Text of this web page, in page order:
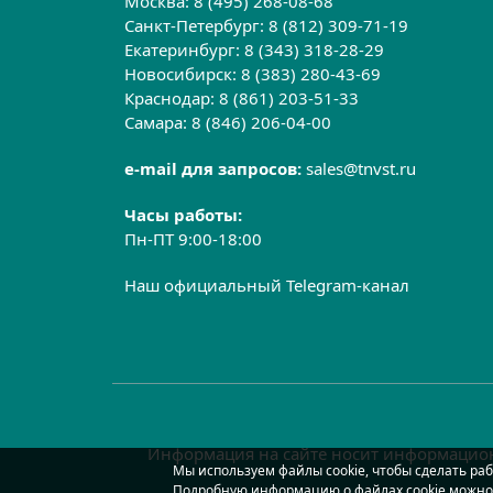
Санкт-Петербург:8 (812) 309-71-19
Екатеринбург:8 (343) 318-28-29
Новосибирск:8 (383) 280-43-69
Краснодар:8 (861) 203-51-33
Самара:8 (846) 206-04-00
e-mail для запросов:sales@tnvst.ru
Часы работы:
Пн-ПТ 9:00-18:00
Наш официальный Telegram-канал
Информация на сайте носит
Мы используем файлы cookie, чтобы сделать